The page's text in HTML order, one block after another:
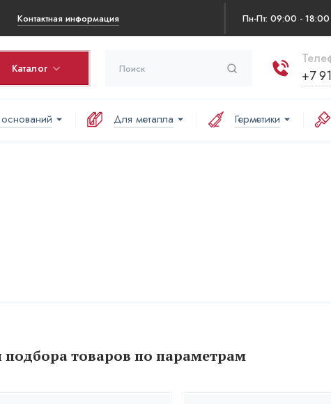
Контактная информация Пн-Пт: 09:00 - 18:00
Каталог +7
Корзина Для металла Герметики
товаров по параметрам